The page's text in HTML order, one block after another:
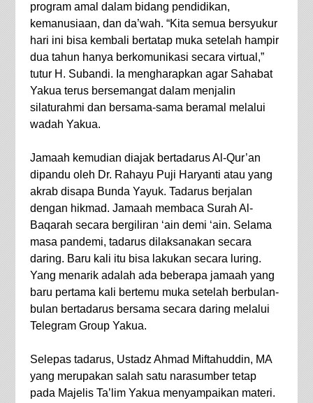
program amal dalam bidang pendidikan,
kemanusiaan, dan da’wah. “Kita semua bersyukur
hari ini bisa kembali bertatap muka setelah hampir
dua tahun hanya berkomunikasi secara virtual,”
tutur H. Subandi. Ia mengharapkan agar Sahabat
Yakua terus bersemangat dalam menjalin
silaturahmi dan bersama-sama beramal melalui
wadah Yakua.
Jamaah kemudian diajak bertadarus Al-Qur’an
dipandu oleh Dr. Rahayu Puji Haryanti atau yang
akrab disapa Bunda Yayuk. Tadarus berjalan
dengan hikmad. Jamaah membaca Surah Al-
Baqarah secara bergiliran ‘ain demi ‘ain. Selama
masa pandemi, tadarus dilaksanakan secara
daring. Baru kali itu bisa lakukan secara luring.
Yang menarik adalah ada beberapa jamaah yang
baru pertama kali bertemu muka setelah berbulan-
bulan bertadarus bersama secara daring melalui
Telegram Group Yakua.
Selepas tadarus, Ustadz Ahmad Miftahuddin, MA
yang merupakan salah satu narasumber tetap
pada Majelis Ta’lim Yakua menyampaikan materi.